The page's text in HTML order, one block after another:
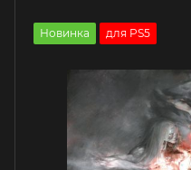
Новинка для PS5